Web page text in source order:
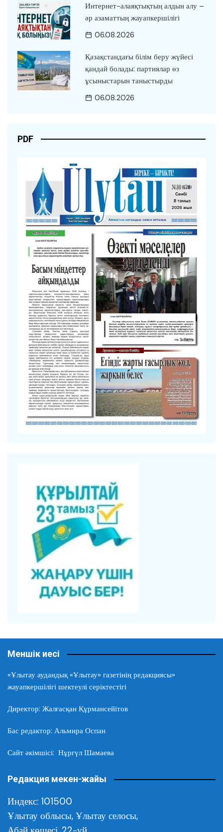
Интернет-алаяқтықтың алдын алу –
әр азаматтың жауапкершілігі
06.08.2026
Қазақстандағы білім беру жүйесі
қандай болады: партиялар өз
ұсыныстарын таныстырды
06.08.2026
PDF
Меншік иесі
«Ұлытау аудандық «Ұлытау» газетінің редакциясы»
жауапкершілігі шектеулі серіктестігі
Директор: Жалғасқан Құрмансейітов
Бас редактор: Альмира Оспан
Сайт әкімшісі: Нұргүл Шамаева
Редакция мекен-жайы
Индекс: 101500
Ұлытау облысы, Ұлытау селосы,